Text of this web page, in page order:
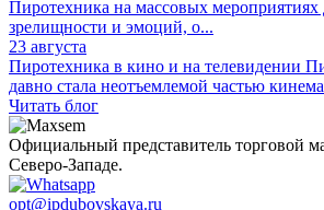
Пиротехника на массовых мероприятиях
зрелищности и эмоций, о...
23 августа
Пиротехника в кино и на телевидении
давно стала неотъемлемой частью
Читать блог
Официальный представитель торговой
Северо-Западе.
opt@ipdubovskaya.ru